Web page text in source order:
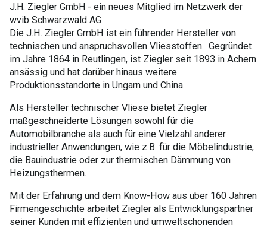
J.H. Ziegler GmbH - ein neues Mitglied im Netzwerk der
wvib Schwarzwald AG
Die J.H. Ziegler GmbH ist ein führender Hersteller von
technischen und anspruchsvollen Vliesstoffen. Gegründet
im Jahre 1864 in Reutlingen, ist Ziegler seit 1893 in Achern
ansässig und hat darüber hinaus weitere
Produktionsstandorte in Ungarn und China.
Als Hersteller technischer Vliese bietet Ziegler
maßgeschneiderte Lösungen sowohl für die
Automobilbranche als auch für eine Vielzahl anderer
industrieller Anwendungen, wie z.B. für die Möbelindustrie,
die Bauindustrie oder zur thermischen Dämmung von
Heizungsthermen.
Mit der Erfahrung und dem Know-How aus über 160 Jahren
Firmengeschichte arbeitet Ziegler als Entwicklungspartner
seiner Kunden mit effizienten und umweltschonenden